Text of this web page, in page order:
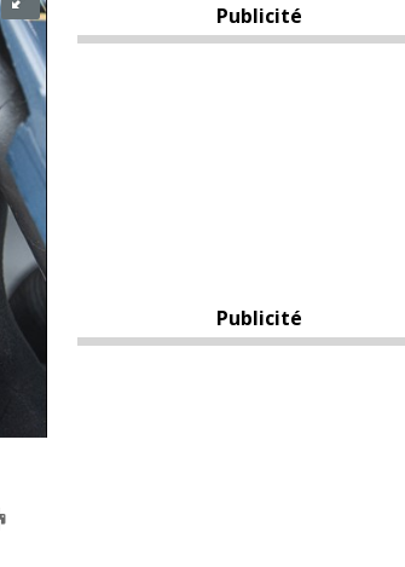
Publicité
Publicité